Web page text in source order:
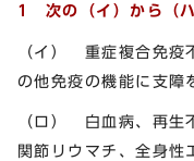
1 次の（イ）から（ハ
（イ） 重症複合免疫
の他免疫の機能に支障
（ロ） 白血病、再生
関節リウマチ、全身性